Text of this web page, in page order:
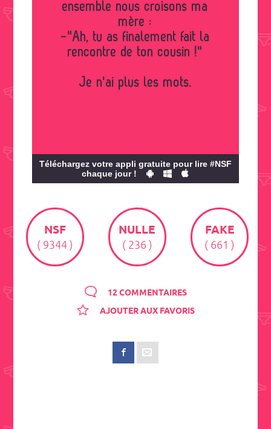
ensemble nous croisons ma
mère :
-"Ah, tu as finalement fait la
rencontre de ton cousin !"
Je n'ai plus les mots.
Téléchargez votre appli gratuite pour lire #NSF
chaque jour !
NSF
( 9344 )
NULLE
( 236 )
FAKE
( 661 )
12 COMMENTAIRES
AJOUTER AUX FAVORIS